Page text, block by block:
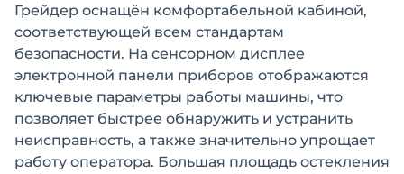
Грейдер оснащён комфортабельной кабиной,
соответствующей всем стандартам
безопасности. На сенсорном дисплее
электронной панели приборов отображаются
ключевые параметры работы машины, что
позволяет быстрее обнаружить и устранить
неисправность, а также значительно упрощает
работу оператора. Большая площадь остекления